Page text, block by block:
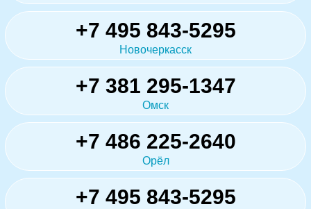
+7 495 843-5295
Новочеркасск
+7 381 295-1347
Омск
+7 486 225-2640
Орёл
+7 495 843-5295